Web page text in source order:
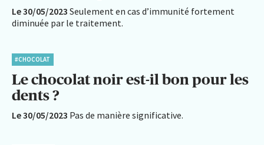
Le 30/05/2023 Seulement en cas d’immunité fortement
diminuée par le traitement.
#CHOCOLAT
Le chocolat noir est-il bon pour les
dents ?
Le 30/05/2023 Pas de manière significative.